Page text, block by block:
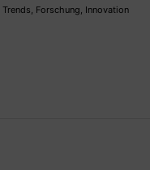
Trends, Forschung, Innovation